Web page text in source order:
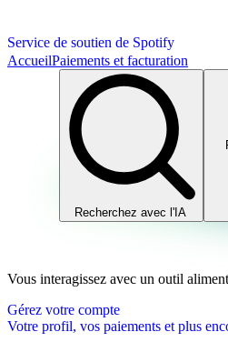
Service de soutien de Spotify
AccueilPaiements et facturation
Recherchez avec l'IA
Vous interagissez avec un outil
Gérez votre compte
Votre profil, vos paiements et plus